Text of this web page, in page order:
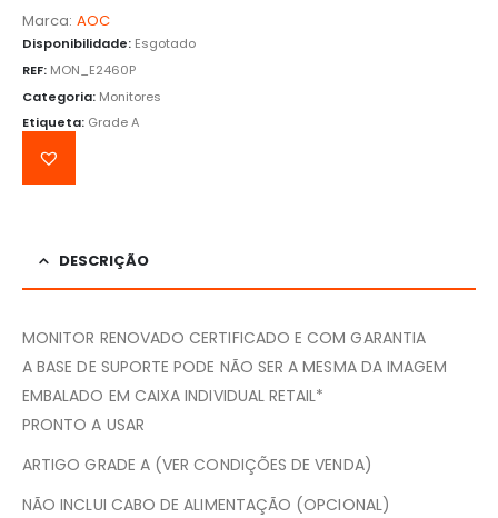
Marca: AOC
Disponibilidade: Esgotado
REF: MON_E2460P
Categoria: Monitores
Etiqueta: Grade A
DESCRIÇÃO
MONITOR RENOVADO CERTIFICADO E COM GARANTIA
A BASE DE SUPORTE PODE NÃO SER A MESMA DA IMAGEM
EMBALADO EM CAIXA INDIVIDUAL RETAIL*
PRONTO A USAR
ARTIGO GRADE A (VER CONDIÇÕES DE VENDA)
NÃO INCLUI CABO DE ALIMENTAÇÃO (OPCIONAL)